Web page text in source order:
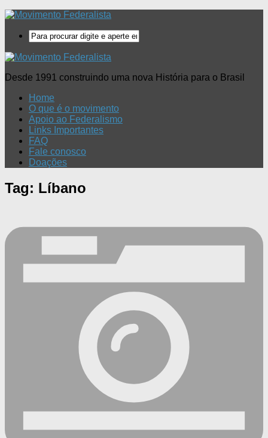
Desde 1991 construindo uma nova História para o Brasil
Home
O que é o movimento
Apoio ao Federalismo
Links Importantes
FAQ
Fale conosco
Doações
Tag: Líbano